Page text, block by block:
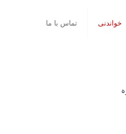
خواندنی تماس با ما